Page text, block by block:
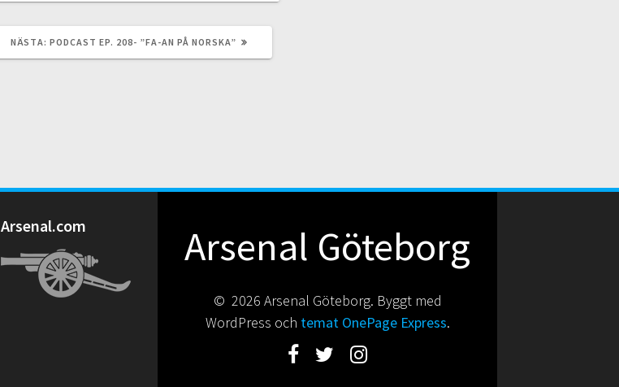
NÄSTA: NÄSTA
PODCAST EP. 208- ”FA-AN PÅ NORSKA”
Arsenal.com Arsenal Göteborg
© 2026 Arsenal Göteborg. Byggt med
WordPress och temat OnePage Express.